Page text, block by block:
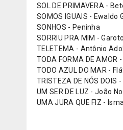
SOL DE PRIMAVERA -
SOMOS IGUAIS -
SONHOS - Peninha
SORRIU PRA MIM -
TELETEMA - Antônio
TODA FORMA DE AMOR
TODO AZUL DO MAR -
TRISTEZA DE NÓS
UM SER DE LUZ - João
UMA JURA QUE FIZ -